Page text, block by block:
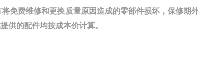
免费维修和更换质量原因造成的零部件损坏，保修期
供的配件均按成本价计算。